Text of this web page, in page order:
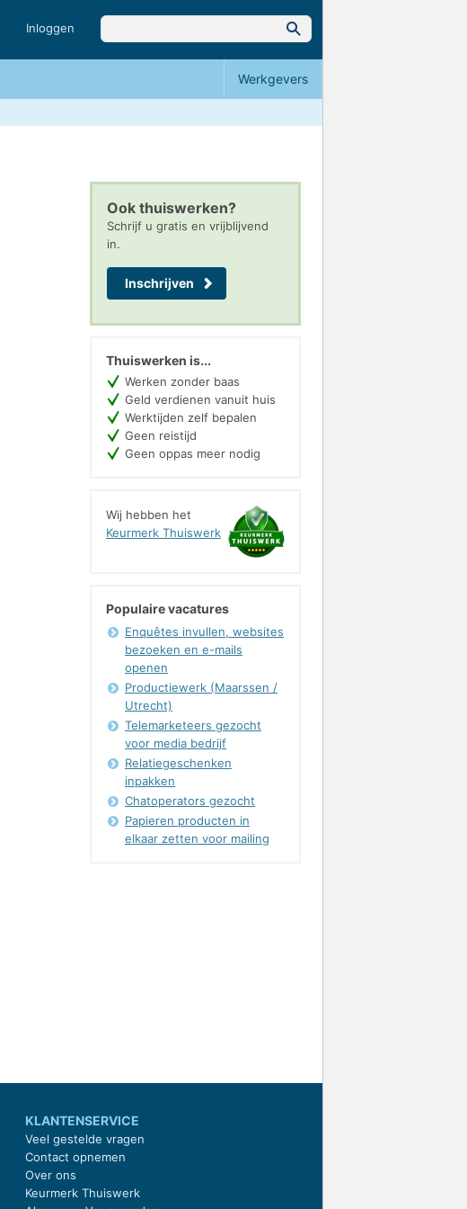
Inloggen
Werkgevers
Ook thuiswerken?
Schrijf u gratis en vrijblijvend
in.
Inschrijven
Thuiswerken is...
Werken zonder baas
Geld verdienen vanuit huis
Werktijden zelf bepalen
Geen reistijd
Geen oppas meer nodig
Wij hebben het
Keurmerk Thuiswerk
Populaire vacatures
Enquêtes invullen, websites
bezoeken en e-mails
openen
Productiewerk (Maarssen /
Utrecht)
Telemarketeers gezocht
voor media bedrijf
Relatiegeschenken
inpakken
Chatoperators gezocht
Papieren producten in
elkaar zetten voor mailing
KLANTENSERVICE
Veel gestelde vragen
Contact opnemen
Over ons
Keurmerk Thuiswerk